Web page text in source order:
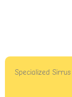
Specialized